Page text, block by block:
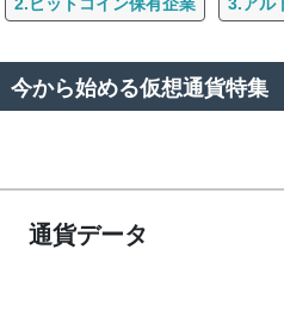
今から始める仮想通貨特集
通貨データ